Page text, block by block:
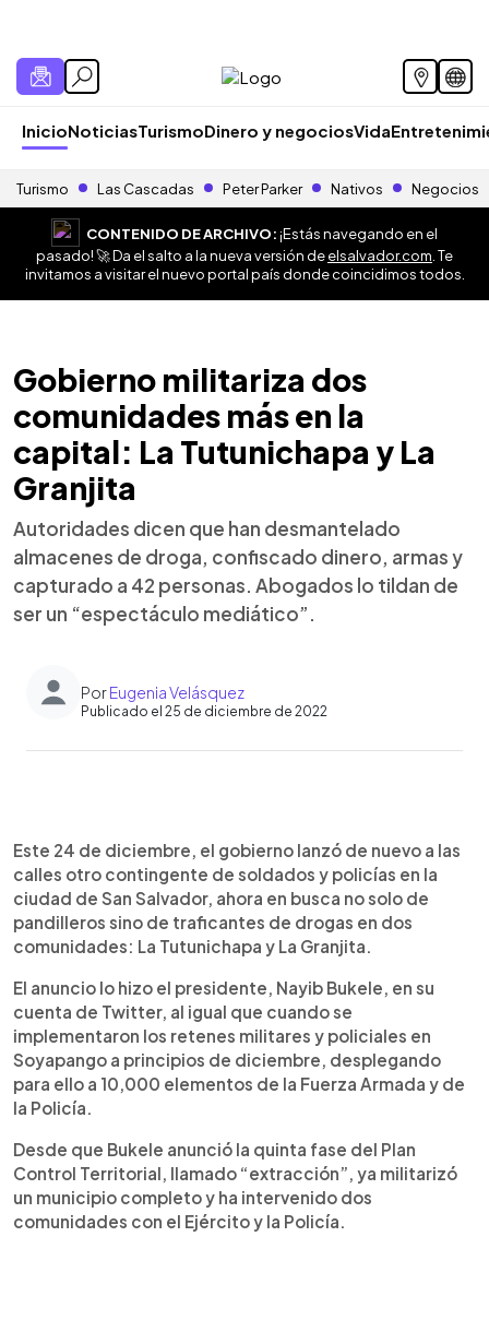
InicioNoticiasTurismoDinero y negociosVida
Turismo Las Cascadas Peter Parker Nativos Negocios
CONTENIDO DE ARCHIVO:¡Estás navegando en el
pasado! 🚀 Da el salto a la nueva versión deelsalvador.com . Te
invitamos a visitar el nuevo portal país donde coincidimos todos.
Gobierno militariza dos
comunidades más en la
capital: La Tutunichapa y La
Granjita
Autoridades dicen que han desmantelado
almacenes de droga, confiscado dinero, armas y
capturado a 42 personas. Abogados lo tildan de
ser un “espectáculo mediático”.
PorEugenia Velásquez
Publicado el 25 de diciembre de 2022
► Escuchar artículo
Este 24 de diciembre, el gobierno lanzó de nuevo a las
calles otro contingente de soldados y policías en la
ciudad de San Salvador, ahora en busca no solo de
pandilleros sino de traficantes de drogas en dos
comunidades: La Tutunichapa y La Granjita.
El anuncio lo hizo el presidente, Nayib Bukele, en su
cuenta de Twitter, al igual que cuando se
implementaron los retenes militares y policiales en
Soyapango a principios de diciembre, desplegando
para ello a 10,000 elementos de la Fuerza Armada y de
la Policía.
Desde que Bukele anunció la quinta fase del Plan
Control Territorial, llamado “extracción”, ya militarizó
un municipio completo y ha intervenido dos
comunidades con el Ejército y la Policía.